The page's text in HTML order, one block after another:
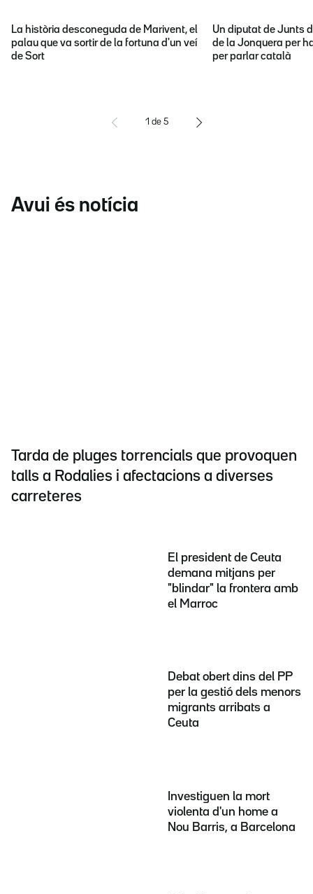
La història desconeguda de Marivent, el
palau que va sortir de la fortuna d'un veí
de Sort
Un diputat de Junts
de la Jonquera per
per parlar català
1 de 5
Avui és notícia
Tarda de pluges torrencials que provoquen
talls a Rodalies i afectacions a diverses
carreteres
El president de Ceuta
demana mitjans per
"blindar" la frontera amb
el Marroc
Debat obert dins del PP
per la gestió dels menors
migrants arribats a
Ceuta
Investiguen la mort
violenta d'un home a
Nou Barris, a Barcelona